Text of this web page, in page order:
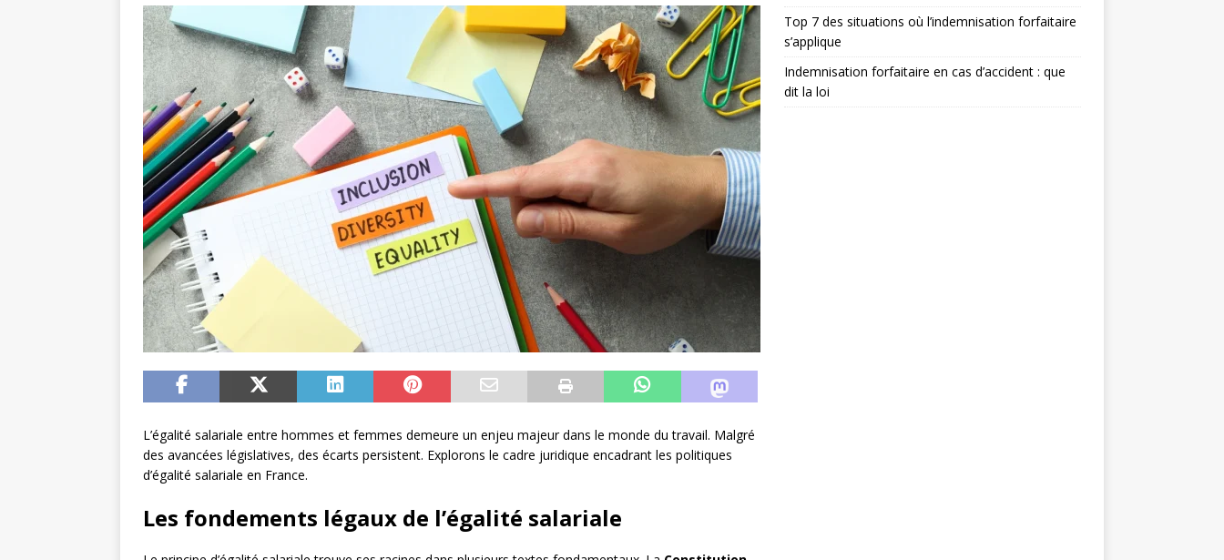
L’égalité salariale entre hommes et femmes demeure un enjeu majeur dans le monde du travail. Malgré
des avancées législatives, des écarts persistent. Explorons le cadre juridique encadrant les politiques
d’égalité salariale en France.
Les fondements légaux de l’égalité salariale
Top 7 des situations où l’indemnisation forfaitaire
s’applique
Indemnisation forfaitaire en cas d’accident : que
dit la loi